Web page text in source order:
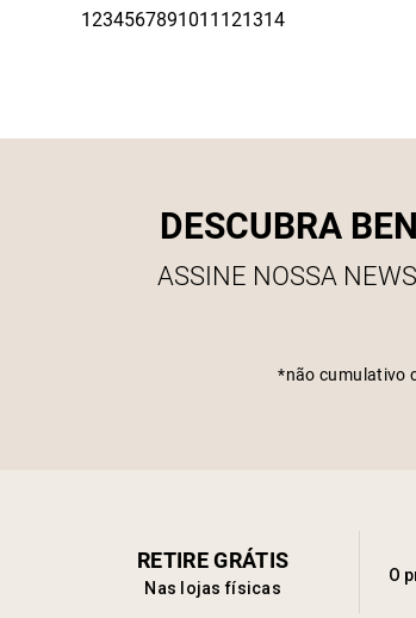
DESCUBRA
ASSINE NOSSA
*não cumulativo
RETIRE GRÁTIS
Nas lojas físicas
O